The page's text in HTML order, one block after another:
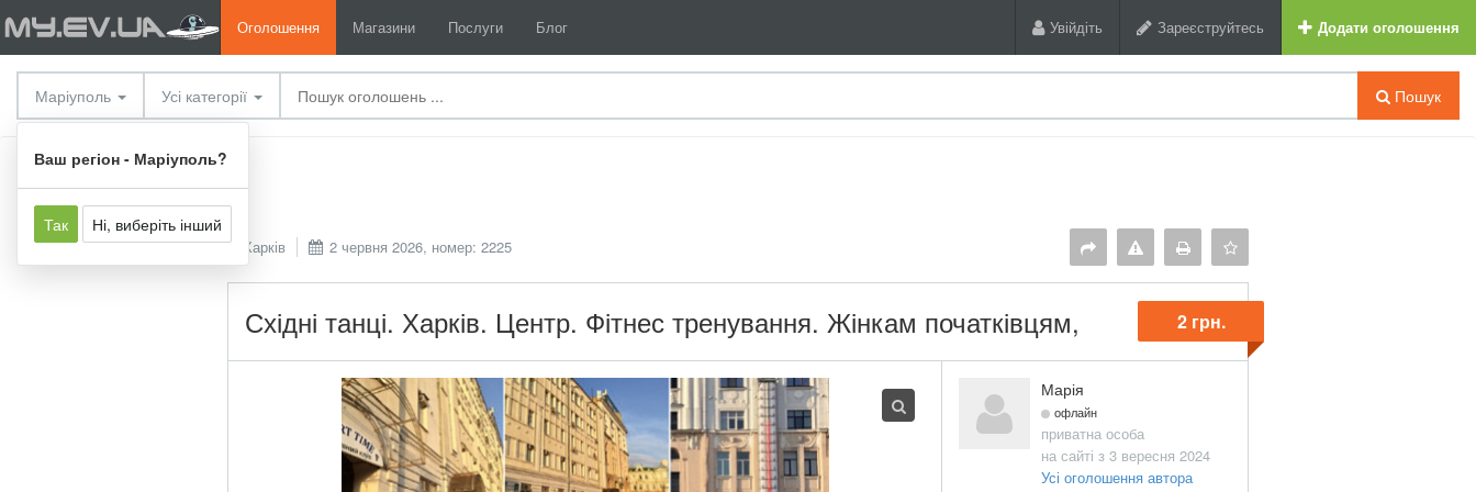
Оголошення Магазини Послуги Блог Увійдіть Зареєструйтесь Додати оголошення
Маріуполь
Ваш регіон - Маріуполь?
Так Ні, виберіть інший
Усі категорії Пошук
Послуги Інші послуги
Харків 2 червня 2026, номер: 2225
Східні танці. Харків. Центр. Фітнес тренування. Жінкам початківцям, 2 грн.
Марія
офлайн
приватна особа
на сайті з 3 вересня 2024
Усі оголошення автора